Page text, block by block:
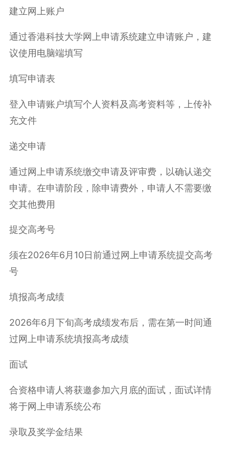
建立网上账户
通过香港科技大学网上申请系统建立申请账户，建
议使用电脑端填写
填写申请表
登入申请账户填写个人资料及高考资料等，上传补
充文件
递交申请
通过网上申请系统缴交申请及评审费，以确认递交
申请。在申请阶段，除申请费外，申请人不需要缴
交其他费用
提交高考号
须在2026年6月10日前通过网上申请系统提交高考
号
填报高考成绩
2026年6月下旬高考成绩发布后，需在第一时间通
过网上申请系统填报高考成绩
面试
合资格申请人将获邀参加六月底的面试，面试详情
将于网上申请系统公布
录取及奖学金结果